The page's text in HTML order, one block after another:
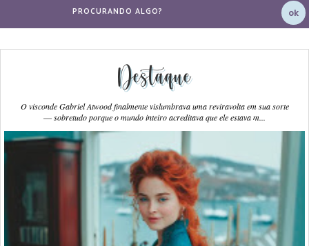
Destaque
O visconde Gabriel Atwood finalmente vislumbrava uma reviravolta em sua sorte
― sobretudo porque o mundo inteiro acreditava que ele estava m...